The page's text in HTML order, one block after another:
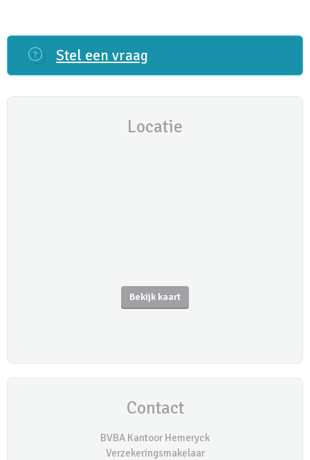
Stel een vraag
Locatie
Bekijk kaart
Contact
BVBA Kantoor Hemeryck
Verzekeringsmakelaar